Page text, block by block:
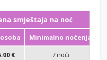
smještaja na noć
Minimalno noćenja
€ 7 noći